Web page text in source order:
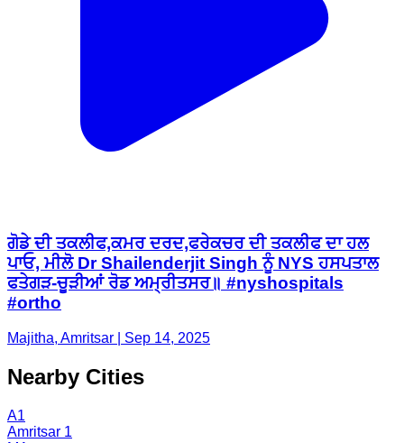
ਗੋਡੇ ਦੀ ਤਕਲੀਫ,ਕਮਰ ਦਰਦ,ਫਰੇਕਚਰ ਦੀ ਤਕਲੀਫ ਦਾ ਹਲ
ਪਾਓ, ਮੀਲੋ Dr Shailenderjit Singh ਨੂੰ NYS ਹਸਪਤਾਲ
ਫਤੇਗੜ-ਚੂੜੀਆਂ ਰੋਡ ਅਮ੍ਰੀਤਸਰ॥ #nyshospitals
#ortho
Majitha, Amritsar | Sep 14, 2025
Nearby Cities
A1
Amritsar 1